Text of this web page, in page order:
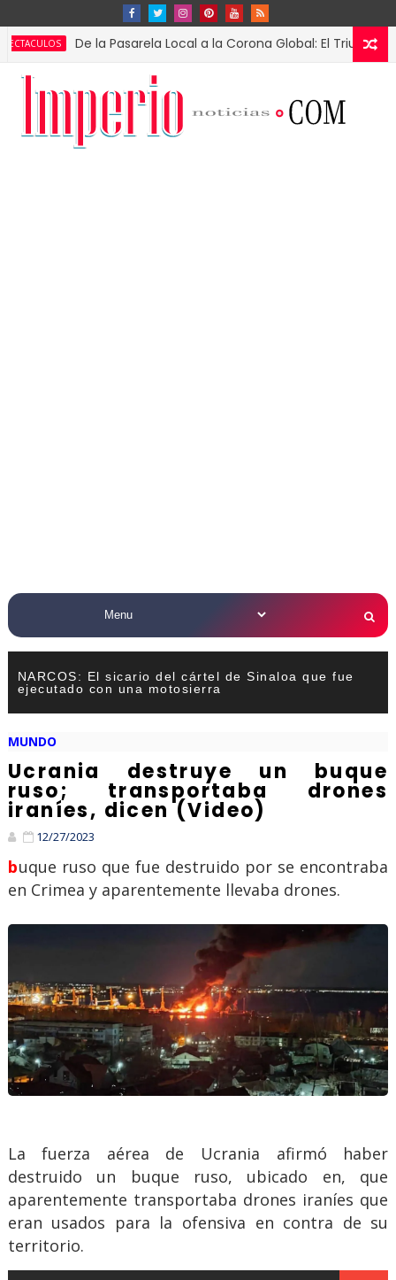
De la Pasarela Local a la Corona Global: El Triunfo de Fátima
NARCOS: El sicario del cártel de Sinaloa que fue
ejecutado con una motosierra
MUNDO
Ucrania destruye un buque
ruso; transportaba drones
iraníes, dicen (Video)
12/27/2023
buque ruso que fue destruido por se encontraba
en Crimea y aparentemente llevaba drones.
La fuerza aérea de Ucrania afirmó haber
destruido un buque ruso, ubicado en, que
aparentemente transportaba drones iraníes que
eran usados para la ofensiva en contra de su
territorio.